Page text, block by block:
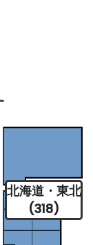
北海道・東北
(318)